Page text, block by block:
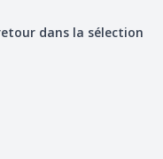
dans la sélection